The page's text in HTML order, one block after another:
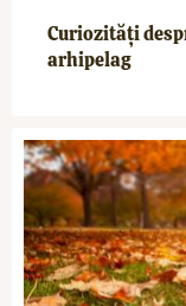
Curiozități
arhipelag